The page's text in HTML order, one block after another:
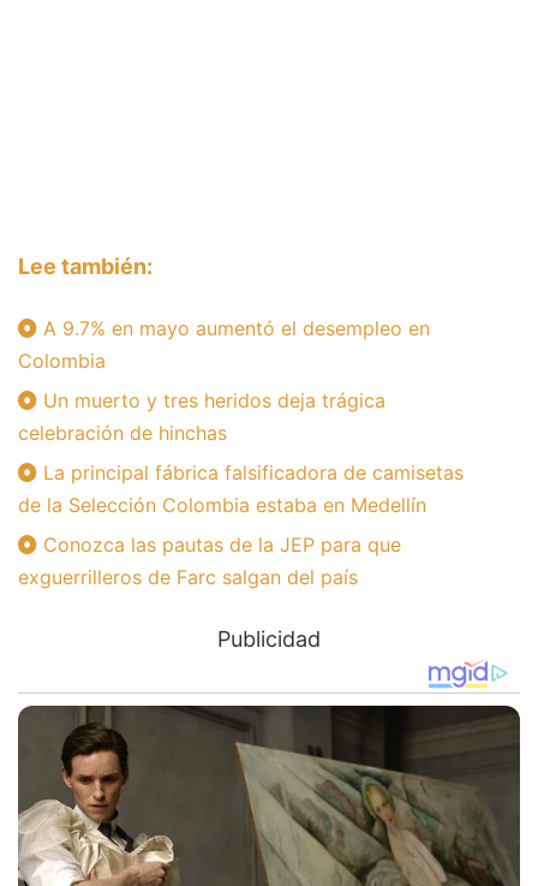
Lee también:
A 9.7% en mayo aumentó el desempleo en
Colombia
Un muerto y tres heridos deja trágica
celebración de hinchas
La principal fábrica falsificadora de camisetas
de la Selección Colombia estaba en Medellín
Conozca las pautas de la JEP para que
exguerrilleros de Farc salgan del país
Publicidad